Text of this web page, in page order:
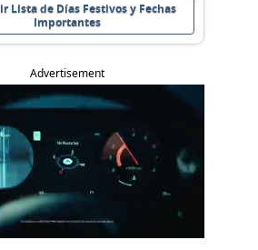
Lista de Días Festivos y Fechas
Importantes
Advertisement